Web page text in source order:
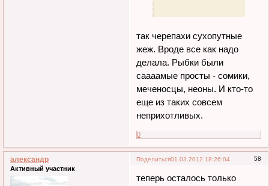
так черепахи сухопутные
жеж. Вроде все как надо
делала. Рыбки были
саааамые просты - сомики,
меченосцы, неоны. И кто-то
еще из таких совсем
неприхотливых.
0
Поделиться 58
01.03.2012 18:26:04
александр
Активный участник
теперь осталось только